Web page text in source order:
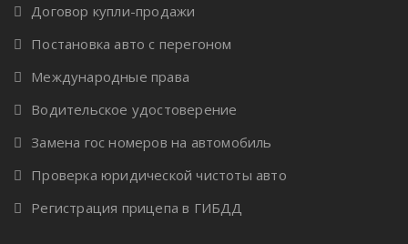
Договор купли-продажи
Постановка авто с перегоном
Международные права
Водительское удостоверение
Замена гос номеров на автомобиль
Проверка юридической чистоты авто
Регистрация прицепа в ГИБДД